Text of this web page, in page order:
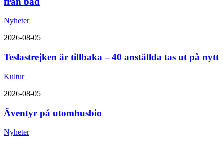
Nyheter
2026-08-05
Teslastrejken är tillbaka – 40 anställda tas ut på nytt
Kultur
2026-08-05
Äventyr på utomhusbio
Nyheter